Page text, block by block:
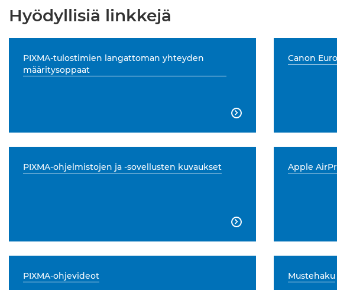
Hyödyllisiä linkkejä
PIXMA-tulostimien langattoman yhteyden
määritysoppaat

Canon
PIXMA-ohjelmistojen ja -sovellusten kuvaukset

Apple
PIXMA-ohjevideot Mustehaku